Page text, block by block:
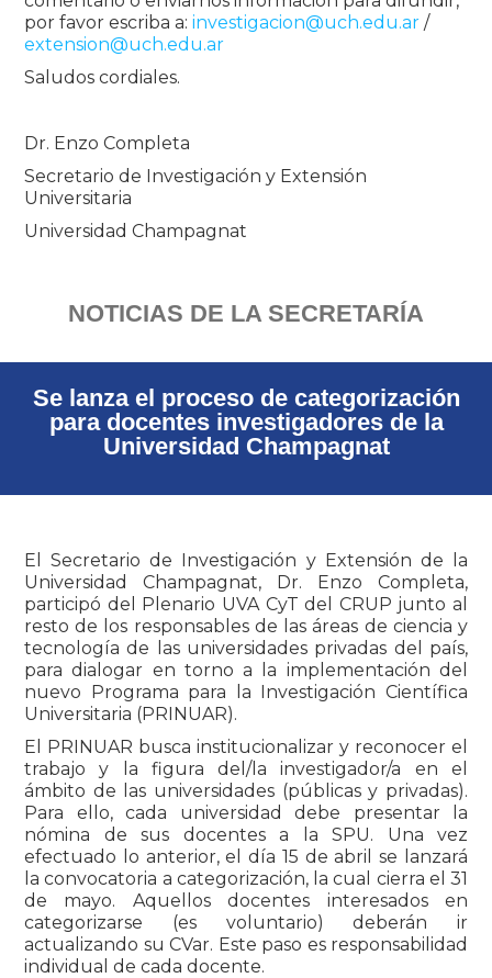
por favor escriba a: investigacion@uch.edu.ar /
extension@uch.edu.ar
Saludos cordiales.
Dr. Enzo Completa
Secretario de Investigación y Extensión
Universitaria
Universidad Champagnat
NOTICIAS DE LA SECRETARÍA
Se lanza el proceso de categorización
para docentes investigadores de la
Universidad Champagnat
El Secretario de Investigación y Extensión de la
Universidad Champagnat, Dr. Enzo Completa,
participó del Plenario UVA CyT del CRUP junto al
resto de los responsables de las áreas de ciencia y
tecnología de las universidades privadas del país,
para dialogar en torno a la implementación del
nuevo Programa para la Investigación Científica
Universitaria (PRINUAR).
El PRINUAR busca institucionalizar y reconocer el
trabajo y la figura del/la investigador/a en el
ámbito de las universidades (públicas y privadas).
Para ello, cada universidad debe presentar la
nómina de sus docentes a la SPU. Una vez
efectuado lo anterior, el día 15 de abril se lanzará
la convocatoria a categorización, la cual cierra el 31
de mayo. Aquellos docentes interesados en
categorizarse (es voluntario) deberán ir
actualizando su CVar. Este paso es responsabilidad
individual de cada docente.